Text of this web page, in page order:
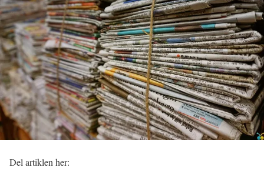
Del artiklen her: